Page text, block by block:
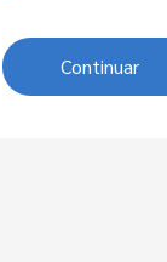
Continuar